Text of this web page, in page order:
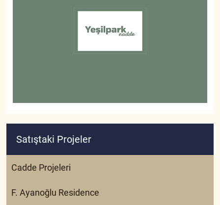
Satıştaki Projeler
Cadde Projeleri
F. Ayanoğlu Residence